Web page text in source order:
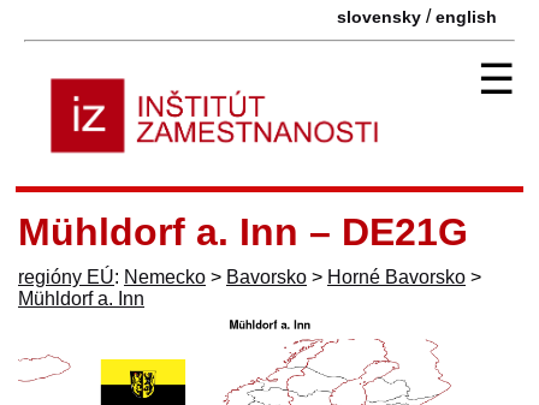
slovensky /english
☰
Mühldorf a. Inn – DE21G
regióny EÚ: Nemecko > Bavorsko > Horné Bavorsko >
Mühldorf a. Inn